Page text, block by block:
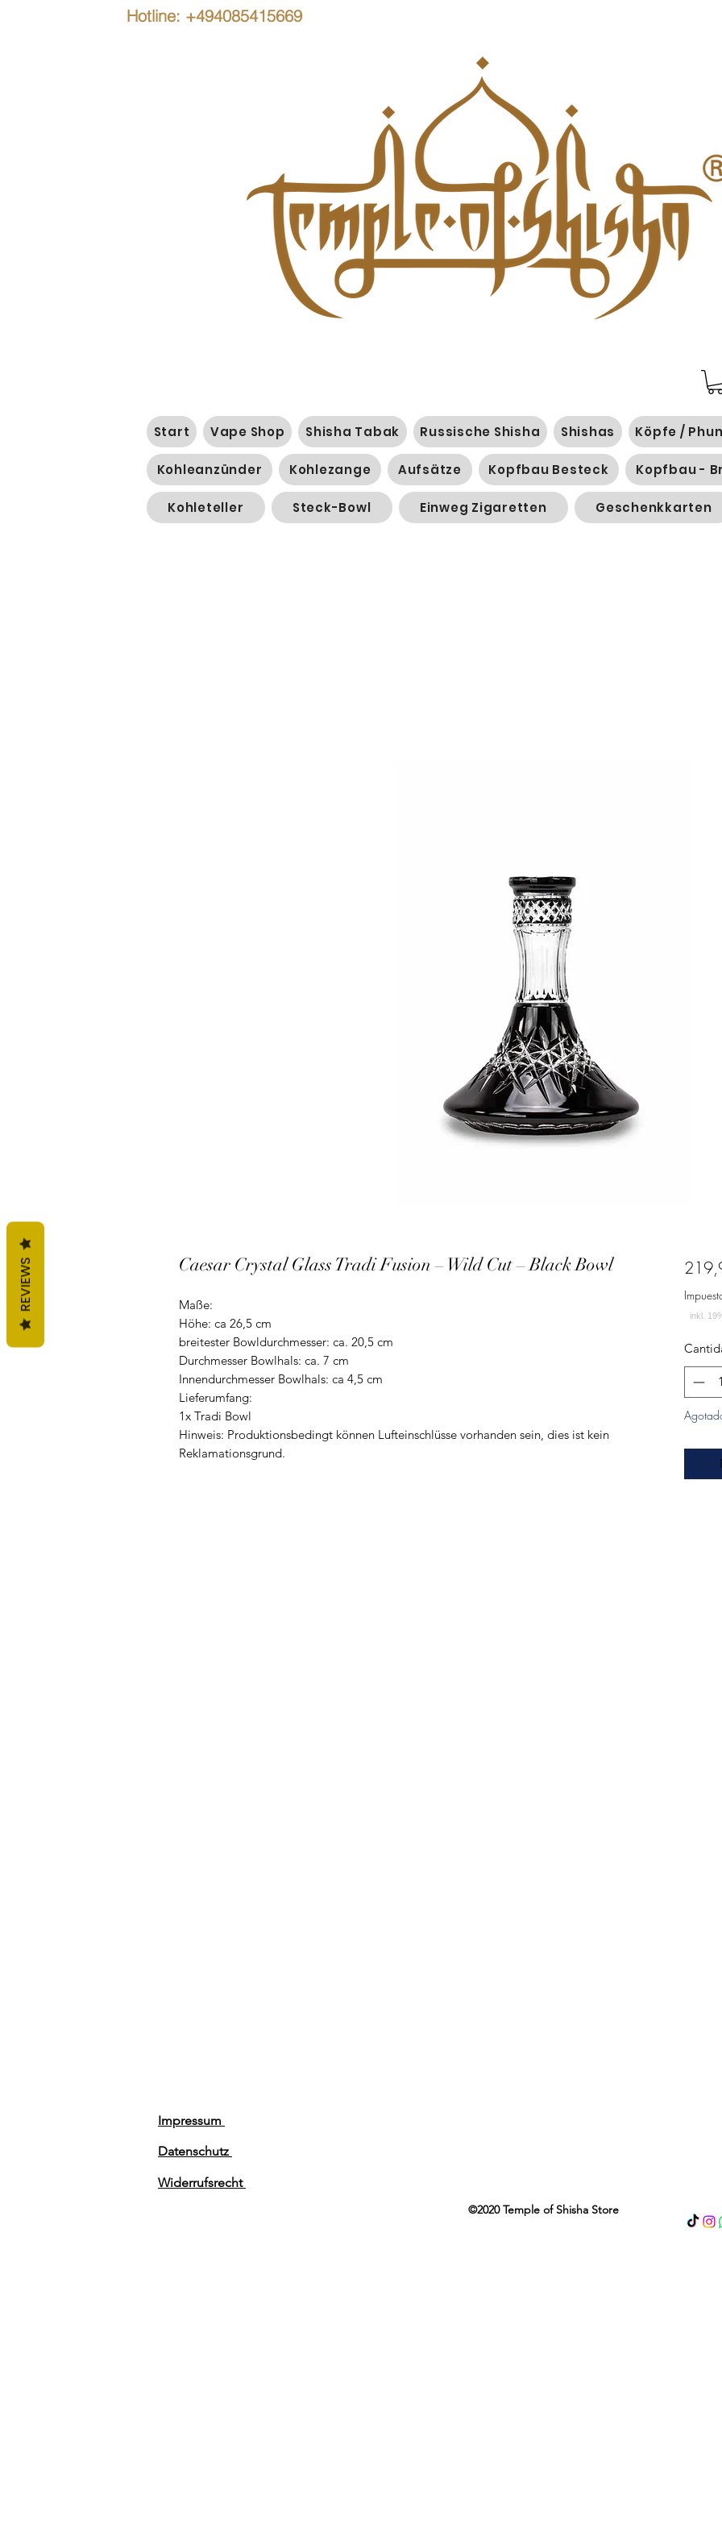
Hotline: +494085415669
Start Vape Shop Shisha Tabak Russische Shisha Shishas Köpfe /
Kohleanzünder Kohlezange Aufsätze Kopfbau Besteck Kopfbau -
Kohleteller Steck-Bowl Einweg Zigaretten Geschenkkarten
Caesar Crystal Glass Tradi Fusion – Wild Cut – Black Bowl
Maße:
Höhe: ca 26,5 cm
breitester Bowldurchmesser: ca. 20,5 cm
Durchmesser Bowlhals: ca. 7 cm
Innendurchmesser Bowlhals: ca 4,5 cm
Lieferumfang:
1x Tradi Bowl
Hinweis: Produktionsbedingt können Lufteinschlüsse vorhanden sein, dies ist kein
Reklamationsgrund.
Impressum
Datenschutz
Widerrufsrecht
©2020 Temple of Shisha Store
REVIEWS